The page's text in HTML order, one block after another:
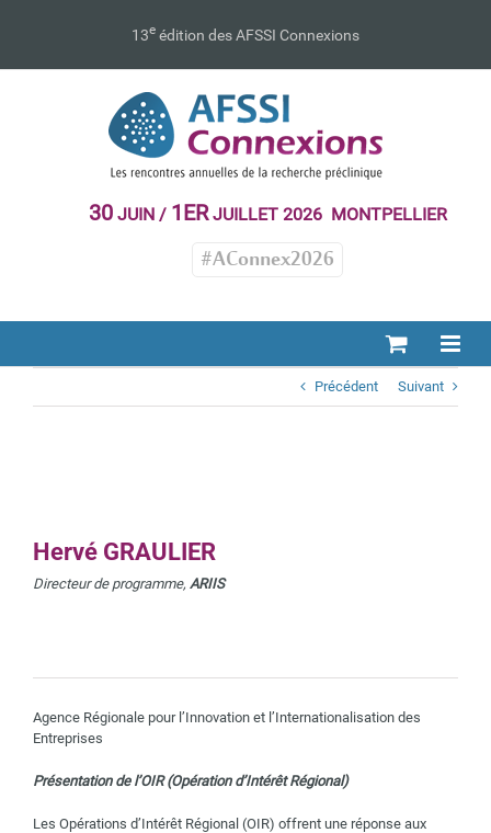
13e édition des AFSSI Connexions
30JUIN / 1ERJUILLET 2026 MONTPELLIER
#AConnex2026
Précédent Suivant
Hervé GRAULIER
Directeur de programme, ARIIS
Agence Régionale pour l’Innovation et l’Internationalisation des
Entreprises
Présentation de l’OIR (Opération d’Intérêt Régional)
Les Opérations d’Intérêt Régional (OIR) offrent une réponse aux